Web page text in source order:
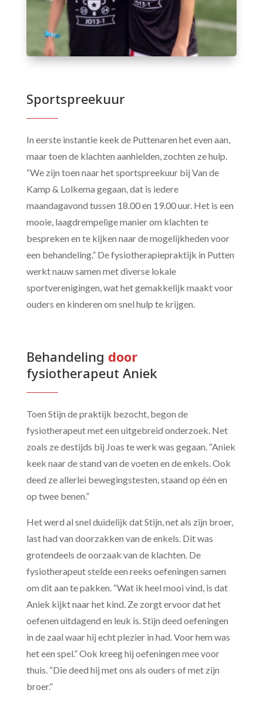
Sportspreekuur
In eerste instantie keek de Puttenaren het even aan,
maar toen de klachten aanhielden, zochten ze hulp.
“We zijn toen naar het sportspreekuur bij Van de
Kamp & Lolkema gegaan, dat is iedere
maandagavond tussen 18.00 en 19.00 uur. Het is een
mooie, laagdrempelige manier om klachten te
bespreken en te kijken naar de mogelijkheden voor
een behandeling.” De fysiotherapiepraktijk in Putten
werkt nauw samen met diverse lokale
sportverenigingen, wat het gemakkelijk maakt voor
ouders en kinderen om snel hulp te krijgen.
Behandeling door
fysiotherapeut Aniek
Toen Stijn de praktijk bezocht, begon de
fysiotherapeut met een uitgebreid onderzoek. Net
zoals ze destijds bij Joas te werk was gegaan. “Aniek
keek naar de stand van de voeten en de enkels. Ook
deed ze allerlei bewegingstesten, staand op één en
op twee benen.”
Het werd al snel duidelijk dat Stijn, net als zijn broer,
last had van doorzakken van de enkels. Dit was
grotendeels de oorzaak van de klachten. De
fysiotherapeut stelde een reeks oefeningen samen
om dit aan te pakken. “Wat ik heel mooi vind, is dat
Aniek kijkt naar het kind. Ze zorgt ervoor dat het
oefenen uitdagend en leuk is. Stijn deed oefeningen
in de zaal waar hij echt plezier in had. Voor hem was
het een spel.” Ook kreeg hij oefeningen mee voor
thuis. “Die deed hij met ons als ouders of met zijn
broer.”